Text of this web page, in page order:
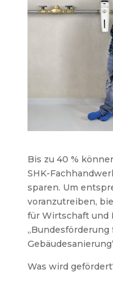
Bis zu 40 %
SHK-
sparen. Um
voranzutreiben,
für Wirtschaft und
Was wird